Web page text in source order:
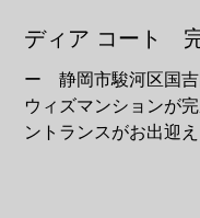
ディア コート
ー 静岡市駿河区国
ウィズマンションが
ントランスがお出迎